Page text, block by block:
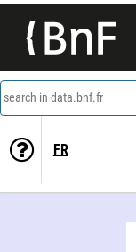
search in data.bnf.fr
FR